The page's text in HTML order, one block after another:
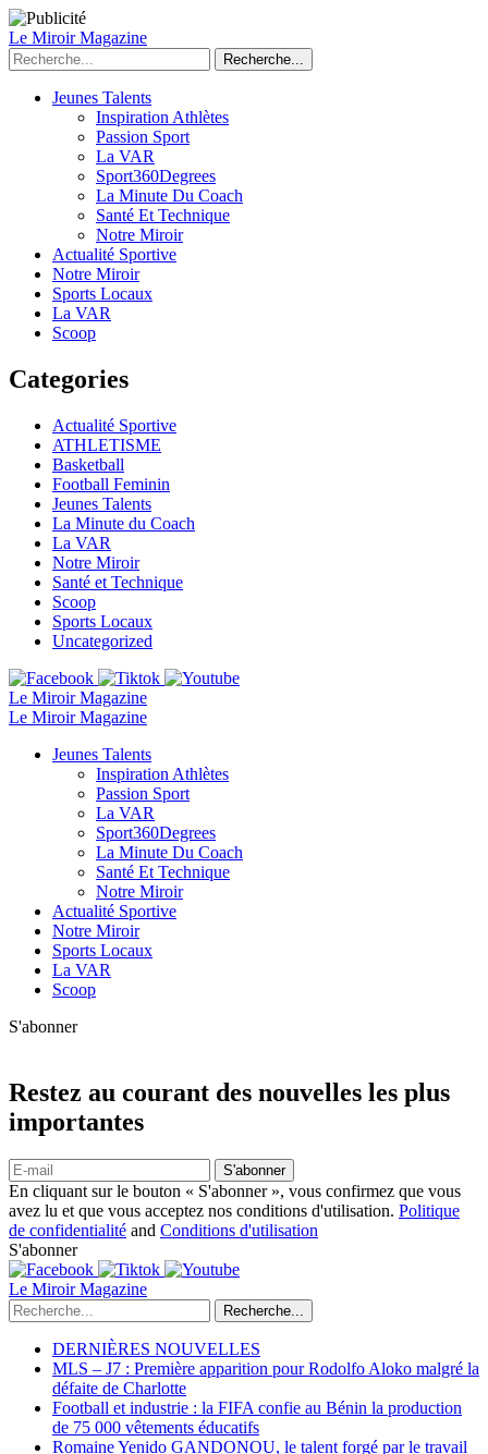
Le Miroir Magazine
Recherche...
Jeunes Talents
Inspiration Athlètes
Passion Sport
La VAR
Sport360Degrees
La Minute Du Coach
Santé Et Technique
Notre Miroir
Actualité Sportive
Notre Miroir
Sports Locaux
La VAR
Scoop
Categories
Actualité Sportive
ATHLETISME
Basketball
Football Feminin
Jeunes Talents
La Minute du Coach
La VAR
Notre Miroir
Santé et Technique
Scoop
Sports Locaux
Uncategorized
Le Miroir Magazine
Le Miroir Magazine
Jeunes Talents
Inspiration Athlètes
Passion Sport
La VAR
Sport360Degrees
La Minute Du Coach
Santé Et Technique
Notre Miroir
Actualité Sportive
Notre Miroir
Sports Locaux
La VAR
Scoop
S'abonner
Restez au courant des nouvelles les plus
importantes
S'abonner
En cliquant sur le bouton « S'abonner », vous confirmez que vous
avez lu et que vous acceptez nos conditions d'utilisation. Politique
de confidentialité and Conditions d'utilisation
S'abonner
Le Miroir Magazine
Recherche...
DERNIÈRES NOUVELLES
MLS – J7 : Première apparition pour Rodolfo Aloko malgré la
défaite de Charlotte
Football et industrie : la FIFA confie au Bénin la production
de 75 000 vêtements éducatifs
Romaine Yenido GANDONOU, le talent forgé par le travail